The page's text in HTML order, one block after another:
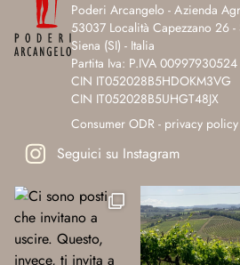
Poderi Arcangelo - Azienda
53037 Località Capezzano 26
Siena (SI) - Italia
Partita Iva: P.IVA 00997930524
CIN IT052028B5HDOKM3VG
CIN IT052028B5UHGT48JX
Consumer ODR - privacy policy
Seguici su Instagram